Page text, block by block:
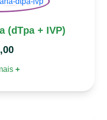
(dTpa + IVP)
+